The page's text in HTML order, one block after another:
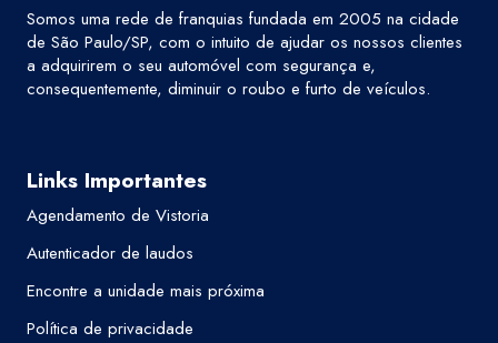
Somos uma rede de franquias fundada em 2005 na cidade
de São Paulo/SP, com o intuito de ajudar os nossos clientes
a adquirirem o seu automóvel com segurança e,
consequentemente, diminuir o roubo e furto de veículos.
Links Importantes
Agendamento de Vistoria
Autenticador de laudos
Encontre a unidade mais próxima
Política de privacidade